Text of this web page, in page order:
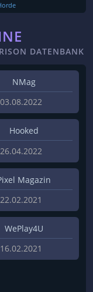
DATENBANK
NMag
03.08.2022
Hooked
26.04.2022
Magazin
22.02.2021
WePlay4U
16.02.2021